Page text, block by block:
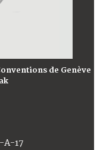
de Genève
A-17